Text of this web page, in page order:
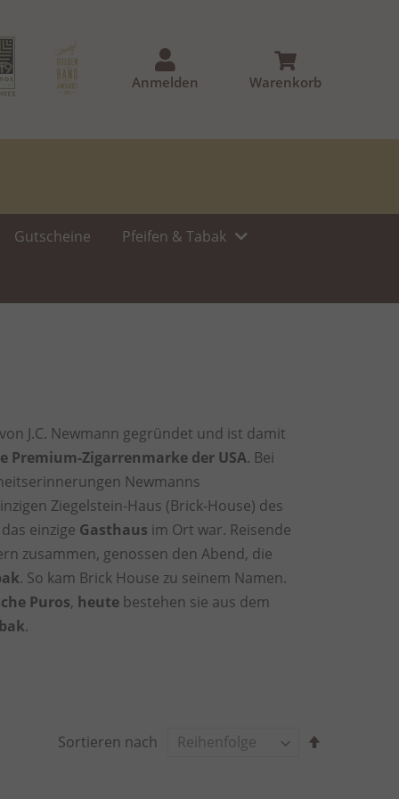
Warenkorb
Anmelden
Gutscheine Pfeifen & Tabak
J.C. Newmann gegründet und ist damit
Premium-Zigarrenmarke der USA. Bei
Newmanns
Ziegelstein-Haus (Brick-House) des
einzige Gasthaus im Ort war. Reisende
zusammen, genossen den Abend, die
. So kam Brick House zu seinem Namen.
Puros, heute bestehen sie aus dem
.
Sortieren nach